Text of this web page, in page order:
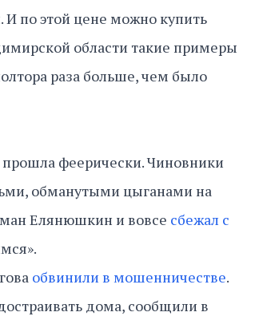
по этой цене можно купить
области такие примеры
раза больше, чем было
феерически. Чиновники
обманутыми цыганами на
Елянюшкин и вовсе сбежал с
обвинили в мошенничестве.
дома, сообщили в